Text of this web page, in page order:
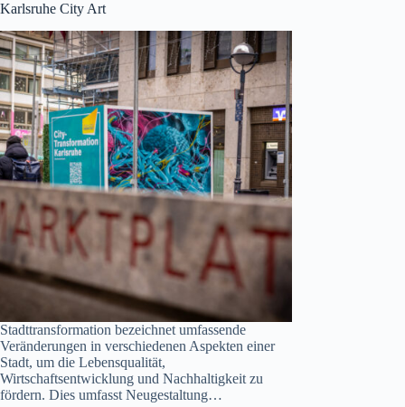
Karlsruhe City Art
Stadttransformation bezeichnet umfassende
Veränderungen in verschiedenen Aspekten einer
Stadt, um die Lebensqualität,
Wirtschaftsentwicklung und Nachhaltigkeit zu
fördern. Dies umfasst Neugestaltung…